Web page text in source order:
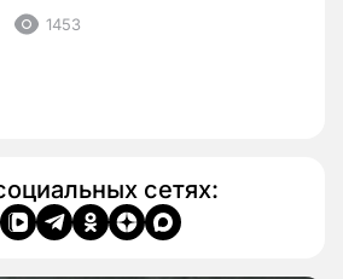
1453
сетях: